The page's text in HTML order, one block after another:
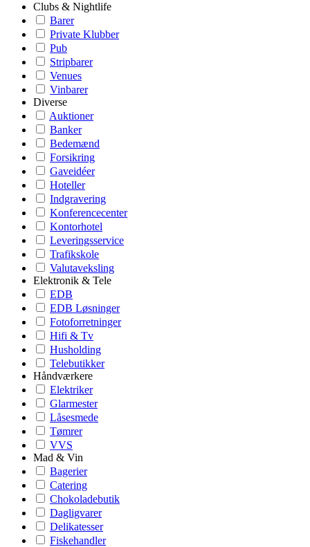
Clubs & Nightlife
Barer
Private Klubber
Pub
Stripbarer
Venues
Vinbarer
Diverse
Auktioner
Banker
Bedemænd
Forsikring
Gaveidéer
Hoteller
Indgravering
Konferencecenter
Kontorhotel
Leveringsservice
Trafikskole
Valutaveksling
Elektronik & Tele
EDB
EDB Løsninger
Fotoforretninger
Hifi & Tv
Husholding
Telebutikker
Håndværkere
Elektriker
Glarmester
Låsesmede
Tømrer
VVS
Mad & Vin
Bagerier
Catering
Chokoladebutik
Dagligvarer
Delikatesser
Fiskehandler